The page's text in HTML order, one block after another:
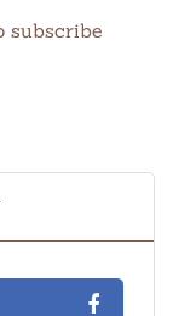
subscribe